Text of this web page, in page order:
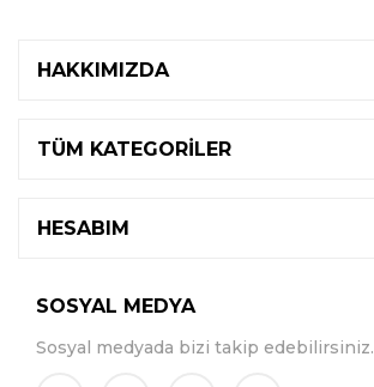
HAKKIMIZDA
TÜM KATEGORİLER
HESABIM
SOSYAL MEDYA
Sosyal medyada bizi takip edebilirsiniz.